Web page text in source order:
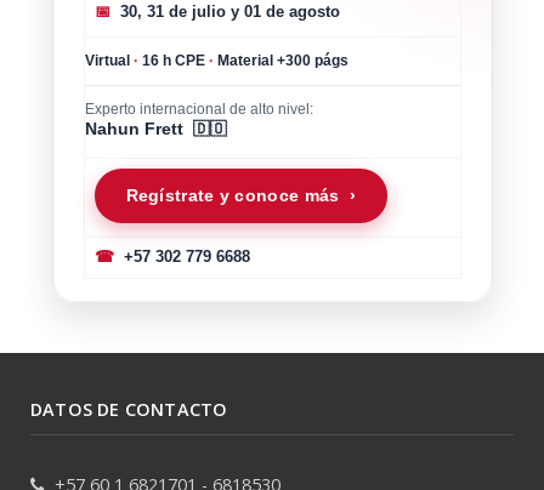
📅 30, 31 de julio y 01 de agosto
Virtual · 16 h CPE · Material +300 págs
Experto internacional de alto nivel:
Nahun Frett 🇩🇴
Regístrate y conoce más ›
☎+57 302 779 6688
DATOS DE CONTACTO
+57 60 1 6821701 - 6818530